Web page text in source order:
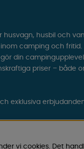
husvagn, husbil och
camping och fritid.
din
priser – både
exklusiva
vi cookies. Det